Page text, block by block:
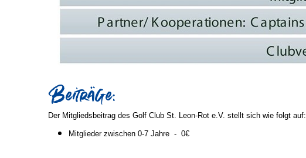
Beiträge:
Der Mitgliedsbeitrag des Golf Club St. Leon-Rot e.V. stellt sich wie folgt auf:
Mitglieder zwischen 0-7 Jahre - 0€